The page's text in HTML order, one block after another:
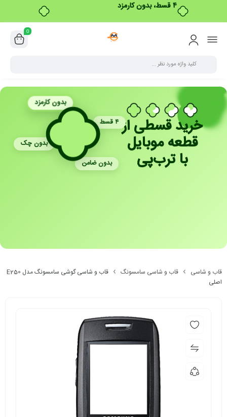
۴ قسط، بدون کارمزد
0
خرید قسطی از
قطعه موبایل
با ترب‌پی
بدون کارمزد
۴ قسط
بدون چک
بدون ضامن
قاب و شاسی قاب و شاسی سامسونگ
قاب و شاسی گوشی سامسونگ مدل E250
اصلی